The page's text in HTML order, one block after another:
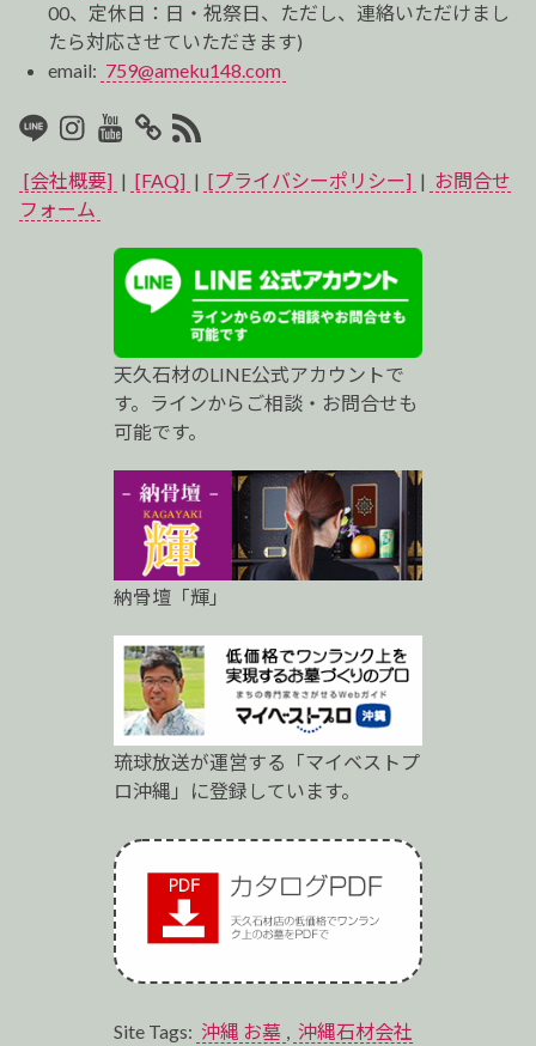
00、定休日：日・祝祭日、ただし、連絡いただけまし
たら対応させていただきます)
email: 759@ameku148.com
LINEInstagram
Youtube
マ
イ
ス
ト
ロ
RSS2
[会社概要] | [FAQ] | [プライバシーポリシー] | お問合せ
フォーム
天久石材のLINE公式アカウントで
す。ラインからご相談・お問合せも
可能です。
納骨壇「輝」
琉球放送が運営する「マイベストプ
ロ沖縄」に登録しています。
Site Tags: 沖縄 お墓 , 沖縄石材会社